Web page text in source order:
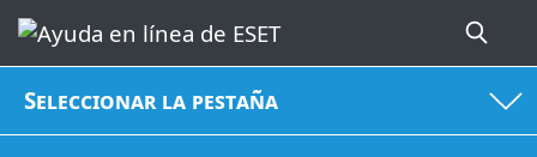
Seleccionar la pestaña